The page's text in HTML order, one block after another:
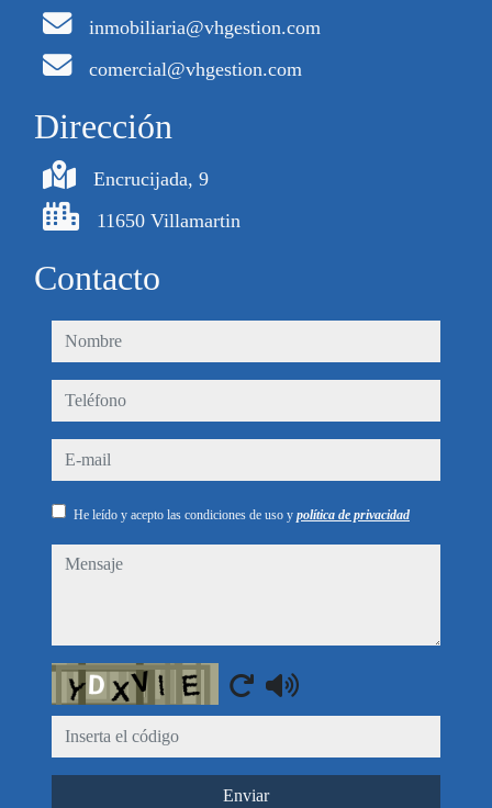
inmobiliaria@vhgestion.com
comercial@vhgestion.com
Dirección
Encrucijada, 9
11650 Villamartin
Contacto
nombre
teléfono
e-mail
He leído y acepto las condiciones de uso y política de privacidad
mensaje
Captcha
Enviar